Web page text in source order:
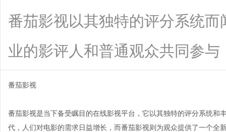
番茄影视以其独特的评分系统
业的影评人和普通观众共同参与
番茄影视
番茄影视是当下备受瞩目的在线影视平台，它以其独特的评分系统和
代，人们对电影的需求日益增长，而番茄影视则为观众提供了一个全